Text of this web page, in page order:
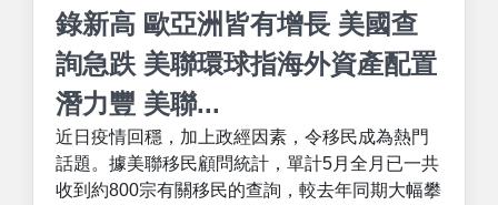
錄新高 歐亞洲皆有增長 美國查
詢急跌 美聯環球指海外資產配置
潛力豐 美聯...
近日疫情回穩，加上政經因素，令移民成為熱門
話題。據美聯移民顧問統計，單計5月全月已一共
收到約800宗有關移民的查詢，較去年同期大幅攀